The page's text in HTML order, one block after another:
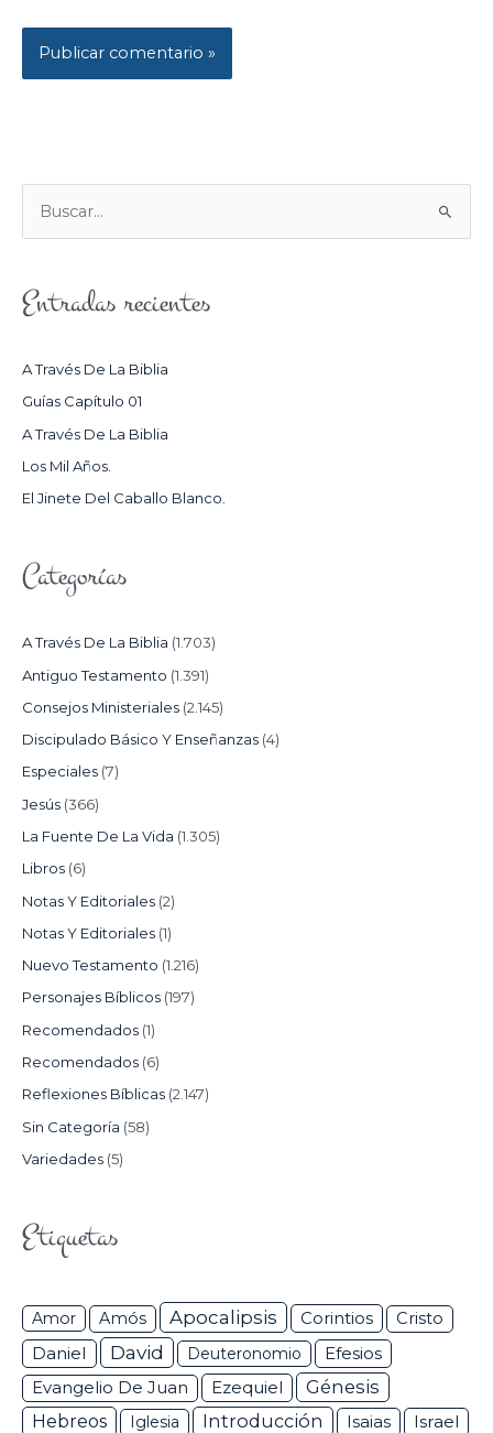
U
C
R
:
Entradas recientes
A Través De La Biblia
Guías Capítulo 01
A Través De La Biblia
Los Mil Años.
El Jinete Del Caballo Blanco.
Categorías
A Través De La Biblia (1.703)
Antiguo Testamento (1.391)
Consejos Ministeriales (2.145)
Discipulado Básico Y Enseñanzas (4)
Especiales (7)
Jesús (366)
La Fuente De La Vida (1.305)
Libros (6)
Notas Y Editoriales (2)
Notas Y Editoriales (1)
Nuevo Testamento (1.216)
Personajes Bíblicos (197)
Recomendados (1)
Recomendados (6)
Reflexiones Bíblicas (2.147)
Sin Categoría (58)
Variedades (5)
Etiquetas
Amor Amós Apocalipsis Corintios Cristo
Daniel David Deuteronomio Efesios
Evangelio De Juan Ezequiel
Génesis
Hebreos
Iglesia Introducción Isaias Israel